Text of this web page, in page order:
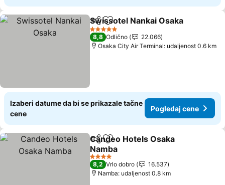
Deli Dodati u favorite
Swissotel Nankai Osaka
5 Zvezdice
8,8 Odlično
22.066
Osaka City Air Terminal: udaljenost 0.6 km
Izaberi datume da bi se prikazale tačne
cene
Pogledaj cene
Deli Dodati u favorite
Candeo Hotels Osaka
Namba
Pogledaj cene
4 Zvezdice
8,2 Vrlo dobro
16.537
Namba: udaljenost 0.8 km